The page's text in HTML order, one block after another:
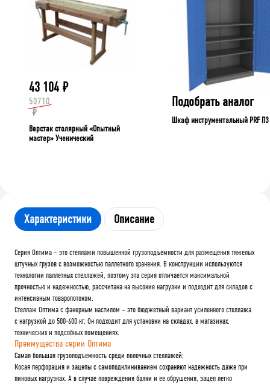
43 104 ₽
50710
₽
Верстак столярный «Опытный
мастер» Ученический
Подобрать аналог
Шкаф инструментальный PRF П3
Характеристики Описание
Серия Оптима – это стеллажи повышенной грузоподъемности для размещения тяжелых
штучных грузов с возможностью паллетного хранения. В конструкции используются
технологии паллетных стеллажей, поэтому эта серия отличается максимальной
прочностью и надежностью, рассчитана на высокие нагрузки и подходит для складов с
интенсивным товаропотоком.
Стеллаж Оптима с фанерным настилом – это бюджетный вариант усиленного стеллажа
с нагрузкой до 500-600 кг. Он подходит для установки на складах, в магазинах,
технических и подсобных помещениях.
Преимущества серии Оптима
Самая большая грузоподъемность среди полочных стеллажей;
Косая перфорация и зацепы с самоподклиниванием сохраняют надежность даже при
пиковых нагрузках. А в случае повреждения балки и ее обрушения, зацеп легко